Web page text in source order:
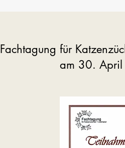
Fachtagung für
am 30.